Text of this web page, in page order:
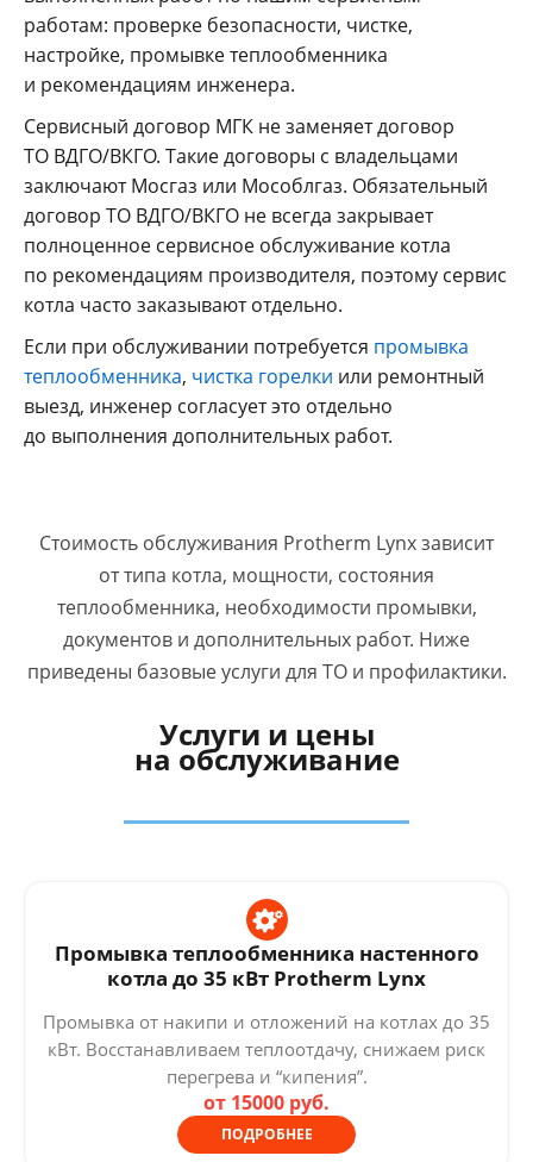
работам: проверке безопасности, чистке,
настройке, промывке теплообменника
и рекомендациям инженера.
Сервисный договор МГК не заменяет договор
ТО ВДГО/ВКГО. Такие договоры с владельцами
заключают Мосгаз или Мособлгаз. Обязательный
договор ТО ВДГО/ВКГО не всегда закрывает
полноценное сервисное обслуживание котла
по рекомендациям производителя, поэтому сервис
котла часто заказывают отдельно.
Если при обслуживании потребуется промывка
теплообменника, чистка горелки или ремонтный
выезд, инженер согласует это отдельно
до выполнения дополнительных работ.
Стоимость обслуживания Protherm Lynx зависит
от типа котла, мощности, состояния
теплообменника, необходимости промывки,
документов и дополнительных работ. Ниже
приведены базовые услуги для ТО и профилактики.
Услуги и цены
на обслуживание
Промывка теплообменника настенного
котла до 35 кВт Protherm Lynx
Промывка от накипи и отложений на котлах до 35
кВт. Восстанавливаем теплоотдачу, снижаем риск
перегрева и “кипения”.
от 15000 руб.
ПОДРОБНЕЕ